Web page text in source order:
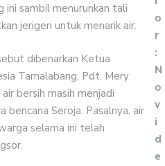
ini sambil menurunkan tali
jerigen untuk menarik air.
dibenarkan Ketua
Tamalabang, Pdt. Mery
bersih masih menjadi
bencana Seroja. Pasalnya, air
selama ini telah
o
r
:
N
o
v
i
d
e